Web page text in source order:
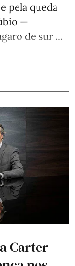
pela queda
—
de sur ...
Carter